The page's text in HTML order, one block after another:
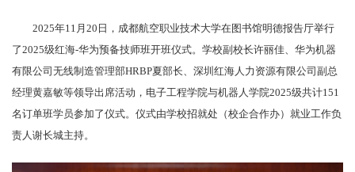
2025年11月20日，成都航空职业技术大学在图书馆明德报告厅举行
了2025级红海-华为预备技师班开班仪式。学校副校长许丽佳、华为机器
有限公司无线制造管理部HRBP夏部长、深圳红海人力资源有限公司副总
经理黄嘉敏等领导出席活动，电子工程学院与机器人学院2025级共计151
名订单班学员参加了仪式。仪式由学校招就处（校企合作办）就业工作负
责人谢长城主持。